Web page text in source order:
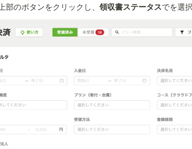
部のボタンをクリックし、 領収書ステータスでを選